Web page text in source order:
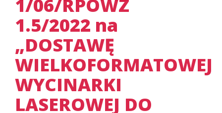
1/06/RPOWZ
1.5/2022 na
„DOSTAWĘ
WIELKOFORMATOWEJ
WYCINARKI
LASEROWEJ DO